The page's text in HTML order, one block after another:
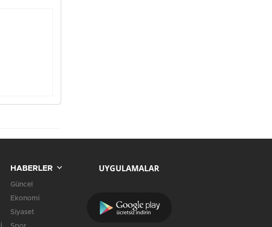
HABERLER
Güncel
Ekonomi
Siyaset
UYGULAMALAR